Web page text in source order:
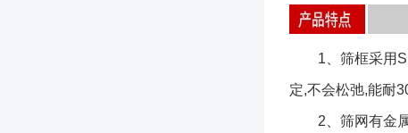
1、筛框采用
定,不会松弛,能耐
2、筛网有金属